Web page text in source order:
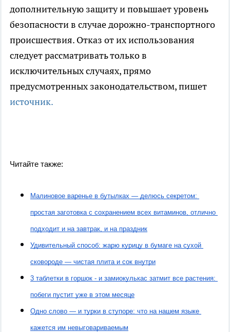
дополнительную защиту и повышает уровень
безопасности в случае дорожно-транспортного
происшествия. Отказ от их использования
следует рассматривать только в
исключительных случаях, прямо
предусмотренных законодательством, пишет
источник.
Читайте также:
Малиновое варенье в бутылках — делюсь секретом:
простая заготовка с сохранением всех витаминов, отлично
подходит и на завтрак, и на праздник
Удивительный способ: жарю курицу в бумаге на сухой
сковороде — чистая плита и сок внутри
3 таблетки в горшок - и замиокулькас затмит все растения:
побеги пустит уже в этом месяце
Одно слово — и турки в ступоре: что на нашем языке
кажется им невыговариваемым